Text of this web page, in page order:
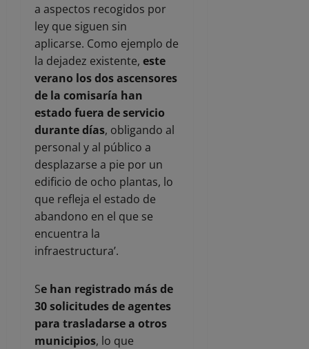
a aspectos recogidos por
ley que siguen sin
aplicarse. Como ejemplo de
la dejadez existente, este
verano los dos ascensores
de la comisaría han
estado fuera de servicio
durante días, obligando al
personal y al público a
desplazarse a pie por un
edificio de ocho plantas, lo
que refleja el estado de
abandono en el que se
encuentra la
infraestructura’.
Se han registrado más de
30 solicitudes de agentes
para trasladarse a otros
municipios, lo que